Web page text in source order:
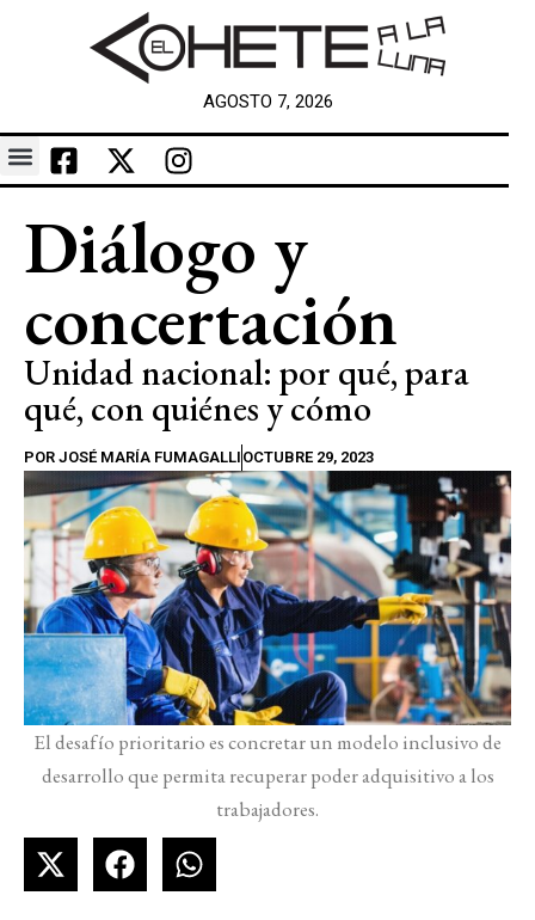
AGOSTO 7, 2026
Diálogo y
concertación
Unidad nacional: por qué, para
qué, con quiénes y cómo
POR JOSÉ MARÍA FUMAGALLI OCTUBRE 29, 2023
El desafío prioritario es concretar un modelo inclusivo de
desarrollo que permita recuperar poder adquisitivo a los
trabajadores.